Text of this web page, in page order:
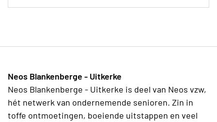
Neos Blankenberge - Uitkerke
Neos Blankenberge - Uitkerke is deel van Neos vzw,
hét netwerk van ondernemende senioren. Zin in
toffe ontmoetingen, boeiende uitstappen en veel